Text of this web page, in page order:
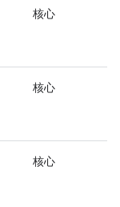
核心
核心
核心